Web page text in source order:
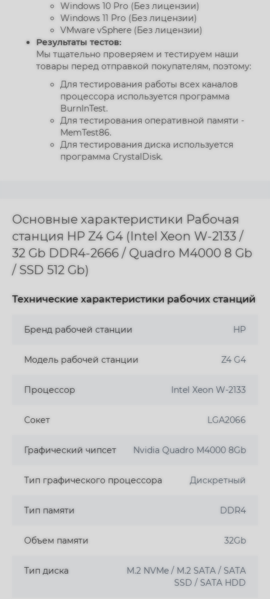
Windows 10 Pro (Без лицензии)
Windows 11 Pro (Без лицензии)
VMware vSphere (Без лицензии)
Результаты тестов:
Мы тщательно проверяем и тестируем наши
товары перед отправкой покупателям, поэтому:
Для тестирования работы всех каналов
процессора используется программа
BurnInTest.
Для тестирования оперативной памяти -
MemTest86.
Для тестирования диска используется
программа CrystalDisk.
Основные характеристики Рабочая
станция HP Z4 G4 (Intel Xeon W-2133 /
32 Gb DDR4-2666 / Quadro M4000 8 Gb
/ SSD 512 Gb)
Технические характеристики рабочих станций
Бренд рабочей станции HP
Модель рабочей станции Z4 G4
Процессор Intel Xeon W-2133
Сокет LGA2066
Графический чипсет Nvidia Quadro M4000 8Gb
Тип графического процессора Дискретный
Тип памяти DDR4
Объем памяти 32Gb
Тип диска
M.2 NVMe / M.2 SATA / SATA
SSD / SATA HDD